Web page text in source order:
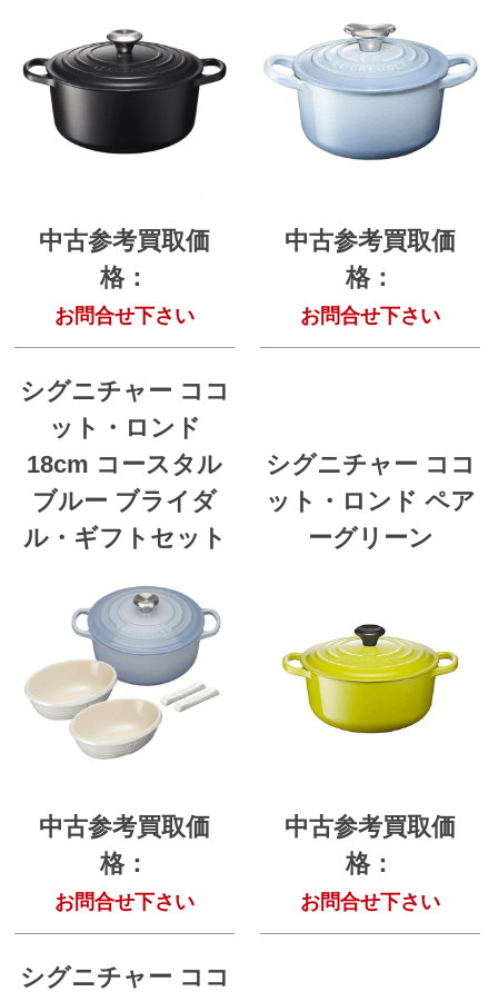
中古参考買取価
格：
お問合せ下さい
中古参考買取価
格：
お問合せ下さい
シグニチャー ココ
ット・ロンド
18cm コースタル
ブルー ブライダ
ル・ギフトセット
中古参考買取価
格：
お問合せ下さい
シグニチャー ココ
ット・ロンド ペア
ーグリーン
中古参考買取価
格：
お問合せ下さい
シグニチャー ココ